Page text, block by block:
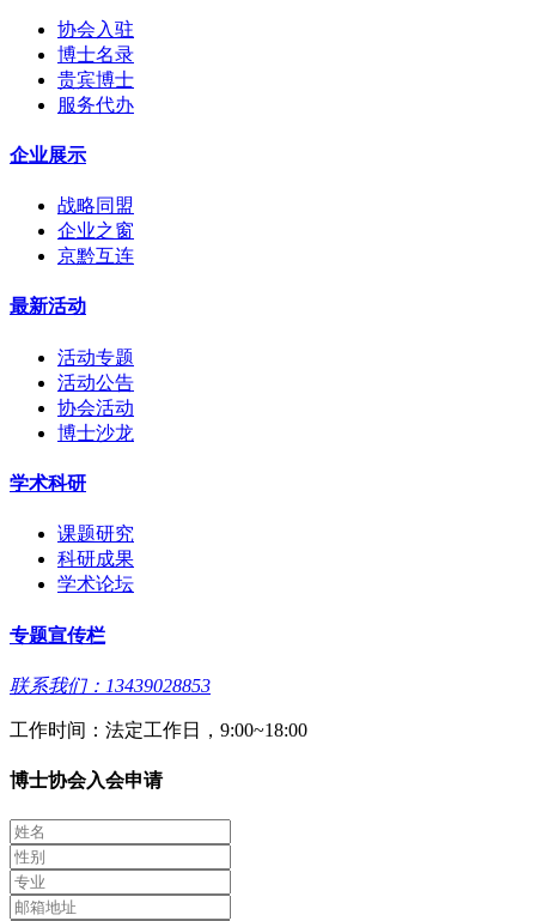
协会入驻
博士名录
贵宾博士
服务代办
企业展示
战略同盟
企业之窗
京黔互连
最新活动
活动专题
活动公告
协会活动
博士沙龙
学术科研
课题研究
科研成果
学术论坛
专题宣传栏
联系我们：13439028853
工作时间：法定工作日，9:00~18:00
博士协会入会申请